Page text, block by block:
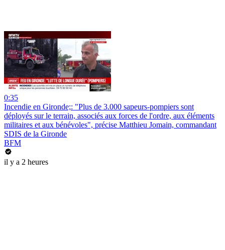
0:35
Incendie en Gironde;: "Plus de 3.000 sapeurs-pompiers sont
déployés sur le terrain, associés aux forces de l'ordre, aux éléments
militaires et aux bénévoles", précise Matthieu Jomain, commandant
SDIS de la Gironde
BFM
il y a 2 heures